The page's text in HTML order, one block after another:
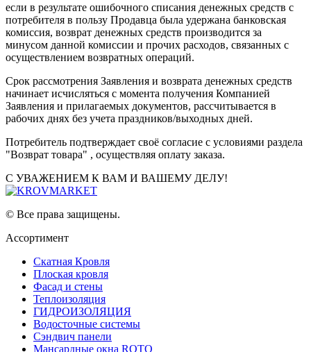
если в результате ошибочного списания денежных средств с
потребителя в пользу Продавца была удержана банковская
комиссия, возврат денежных средств производится за
минусом данной комиссии и прочих расходов, связанных с
осуществлением возвратных операций.
Срок рассмотрения Заявления и возврата денежных средств
начинает исчисляться с момента получения Компанией
Заявления и прилагаемых документов, рассчитывается в
рабочих днях без учета праздников/выходных дней.
Потребитель подтверждает своё согласие с условиями раздела
"Возврат товара" , осуществляя оплату заказа.
С УВАЖЕНИЕМ К ВАМ И ВАШЕМУ ДЕЛУ!
© Все права защищены.
Ассортимент
Скатная Кровля
Плоская кровля
Фасад и стены
Теплоизоляция
ГИДРОИЗОЛЯЦИЯ
Водосточные системы
Сэндвич панели
Мансардные окна ROTO